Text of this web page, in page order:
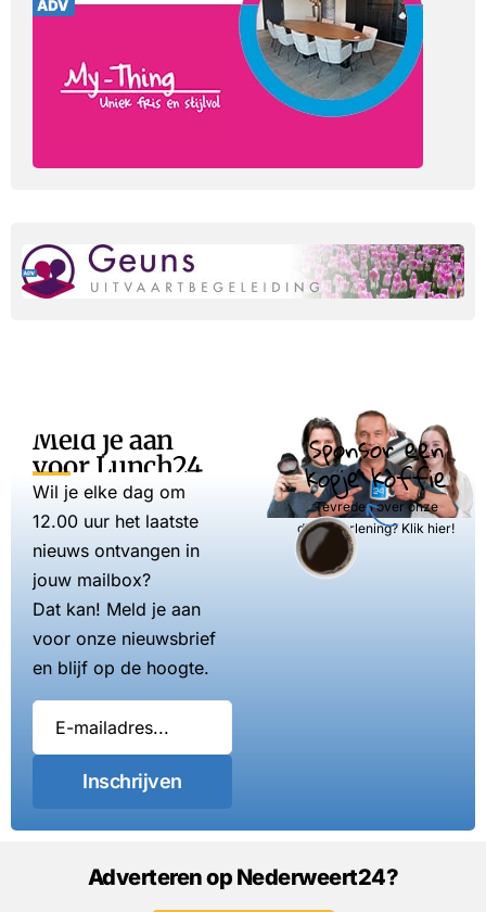
Meld je aan
voor Lunch24
Wil je elke dag om
12.00 uur het laatste
nieuws ontvangen in
jouw mailbox?
Dat kan! Meld je aan
voor onze nieuwsbrief
en blijf op de hoogte.
Inschrijven
Sponsor een
kopje koffie
Tevreden over onze
dienstverlening? Klik hier!
Adverteren op Nederweert24?